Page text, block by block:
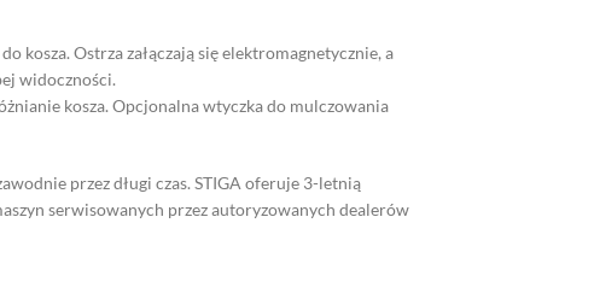
kosza. Ostrza załączają się elektromagnetycznie, a
widoczności.
kosza. Opcjonalna wtyczka do mulczowania
przez długi czas. STIGA oferuje 3-letnią
serwisowanych przez autoryzowanych dealerów